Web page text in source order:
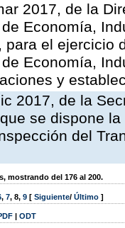
2017, de la
Economía,
para el ejercicio
Economía,
y
2017, de la
se dispone
del
mostrando del 176 al 200.
, 7, 8, 9 [ Siguiente/ Último ]
| ODT